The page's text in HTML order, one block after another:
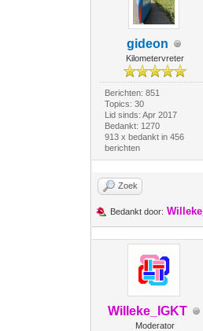
gideon
Kilometervreter
Berichten: 851
Topics: 30
Lid sinds: Apr 2017
Bedankt: 1270
913 x bedankt in 456
berichten
Zoek
Bedankt door:
Willeke_IGKT
Moderator